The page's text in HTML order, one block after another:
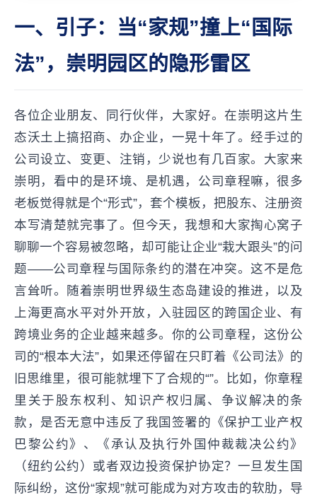
一、引子：当“家规”撞上“国际
法”，崇明园区的隐形雷区
各位企业朋友、同行伙伴，大家好。在崇明这片生
态沃土上搞招商、办企业，一晃十年了。经手过的
公司设立、变更、注销，少说也有几百家。大家来
崇明，看中的是环境、是机遇，公司章程嘛，很多
老板觉得就是个“形式”，套个模板，把股东、注册资
本写清楚就完事了。但今天，我想和大家掏心窝子
聊聊一个容易被忽略，却可能让企业“栽大跟头”的问
题——公司章程与国际条约的潜在冲突。这不是危
言耸听。随着崇明世界级生态岛建设的推进，以及
上海更高水平对外开放，入驻园区的跨国企业、有
跨境业务的企业越来越多。你的公司章程，这份公
司的“根本大法”，如果还停留在只盯着《公司法》的
旧思维里，很可能就埋下了合规的“”。比如，你章程
里关于股东权利、知识产权归属、争议解决的条
款，是否无意中违反了我国签署的《保护工业产权
巴黎公约》、《承认及执行外国仲裁裁决公约》
（纽约公约）或者双边投资保护协定？一旦发生国
际纠纷，这份“家规”就可能成为对方攻击的软肋，导